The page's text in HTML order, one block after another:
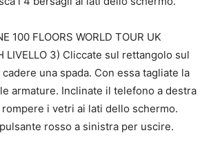
100 FLOORS WORLD TOUR UK
LIVELLO 3) Cliccate sul rettangolo sul
una spada. Con essa tagliate la
armature. Inclinate il telefono a destra
i vetri ai lati dello schermo.
rosso a sinistra per uscire.